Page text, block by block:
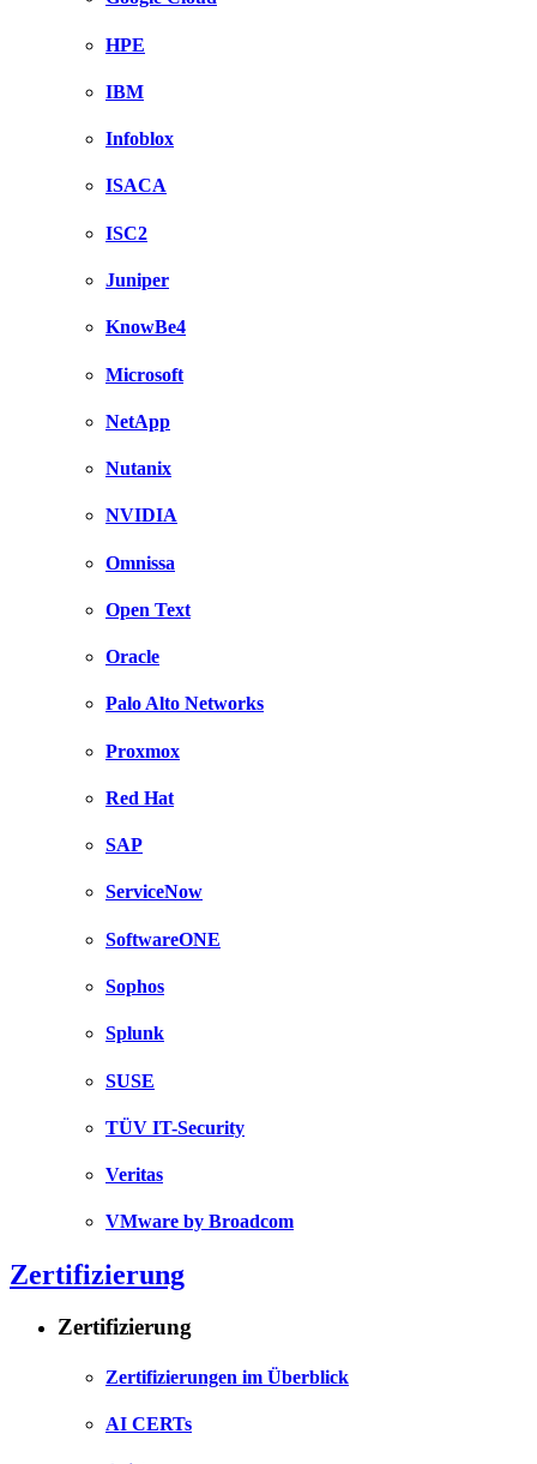
HPE
IBM
Infoblox
ISACA
ISC2
Juniper
KnowBe4
Microsoft
NetApp
Nutanix
NVIDIA
Omnissa
Open Text
Oracle
Palo Alto Networks
Proxmox
Red Hat
SAP
ServiceNow
SoftwareONE
Sophos
Splunk
SUSE
TÜV IT-Security
Veritas
VMware by Broadcom
Zertifizierung
Zertifizierung
Zertifizierungen im Überblick
AI CERTs